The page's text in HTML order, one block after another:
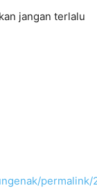
jangan terlalu
permalink/